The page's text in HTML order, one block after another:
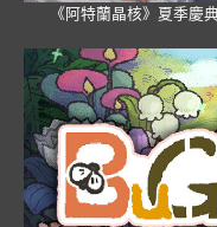
《阿特蘭晶核》夏季慶